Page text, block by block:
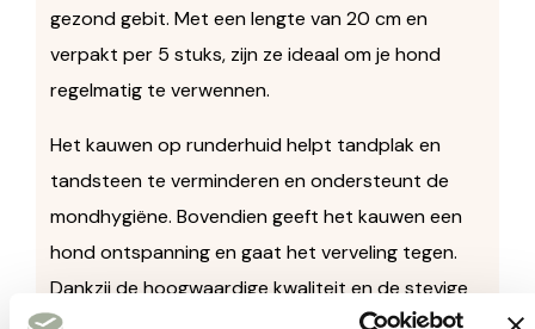
gezond gebit. Met een lengte van 20 cm en
verpakt per 5 stuks, zijn ze ideaal om je hond
regelmatig te verwennen.
Het kauwen op runderhuid helpt tandplak en
tandsteen te verminderen en ondersteunt de
mondhygiëne. Bovendien geeft het kauwen een
hond ontspanning en gaat het verveling tegen.
Dankzij de hoogwaardige kwaliteit en de stevige
structuur zijn deze kluiven bijzonder geschikt